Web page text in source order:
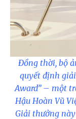
Đồng thời, bộ
quyết định giải
Award” – một
Hậu Hoàn Vũ
Giải thưởng